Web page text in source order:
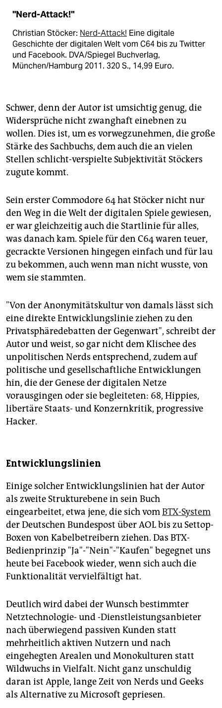
"Nerd-Attack!"
Christian Stöcker: Nerd-Attack! Eine digitale
Geschichte der digitalen Welt vom C64 bis zu Twitter
und Facebook. DVA/Spiegel Buchverlag,
München/Hamburg 2011. 320 S., 14,99 Euro.
Schwer, denn der Autor ist umsichtig genug, die
Widersprüche nicht zwanghaft einebnen zu
wollen. Dies ist, um es vorwegzunehmen, die große
Stärke des Sachbuchs, dem auch die an vielen
Stellen schlicht-verspielte Subjektivität Stöckers
zugute kommt.
Sein erster Commodore 64 hat Stöcker nicht nur
den Weg in die Welt der digitalen Spiele gewiesen,
er war gleichzeitig auch die Startlinie für alles,
was danach kam. Spiele für den C64 waren teuer,
gecrackte Versionen hingegen einfach und für lau
zu bekommen, auch wenn man nicht wusste, von
wem sie stammten.
"Von der Anonymitätskultur von damals lässt sich
eine direkte Entwicklungslinie ziehen zu den
Privatsphäredebatten der Gegenwart", schreibt der
Autor und weist, so gar nicht dem Klischee des
unpolitischen Nerds entsprechend, zudem auf
politische und gesellschaftliche Entwicklungen
hin, die der Genese der digitalen Netze
vorausgingen oder sie begleiteten: 68, Hippies,
libertäre Staats- und Konzernkritik, progressive
Hacker.
Entwicklungslinien
Einige solcher Entwicklungslinien hat der Autor
als zweite Strukturebene in sein Buch
eingearbeitet, etwa jene, die sich vomBTX-System
der Deutschen Bundespost über AOL bis zu Settop-
Boxen von Kabelbetreibern ziehen. Das BTX-
Bedienprinzip "Ja"-"Nein"-"Kaufen" begegnet uns
heute bei Facebook wieder, wenn sich auch die
Funktionalität vervielfältigt hat.
Deutlich wird dabei der Wunsch bestimmter
Netztechnologie- und -Dienstleistungsanbieter
nach überwiegend passiven Kunden statt
mehrheitlich aktiven Nutzern und nach
eingehegten Arealen und Monokulturen statt
Wildwuchs in Vielfalt. Nicht ganz unschuldig
daran ist Apple, lange Zeit von Nerds und Geeks
als Alternative zu Microsoft gepriesen.